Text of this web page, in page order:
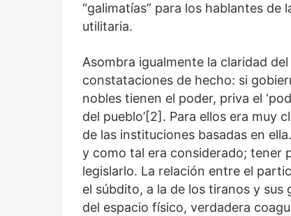
“galimatías” para los hablantes de
utilitaria.
Asombra igualmente la claridad
constataciones de hecho: si
nobles tienen el poder, priva el
del pueblo’[2]. Para ellos era muy
de las instituciones basadas en
y como tal era considerado; tener
legislarlo. La relación entre el
el súbdito, a la de los tiranos y
del espacio físico, verdadera